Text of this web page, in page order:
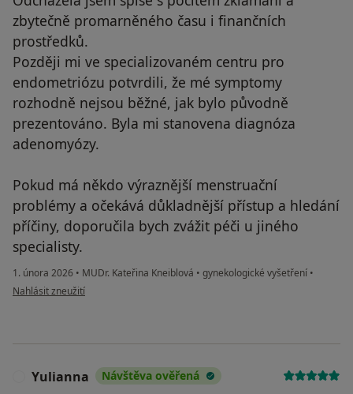
zbytečně promarněného času i finančních
prostředků.
Později mi ve specializovaném centru pro
endometriózu potvrdili, že mé symptomy
rozhodně nejsou běžné, jak bylo původně
prezentováno. Byla mi stanovena diagnóza
adenomyózy.
Pokud má někdo výraznější menstruační
problémy a očekává důkladnější přístup a hledání
příčiny, doporučila bych zvážit péči u jiného
specialisty.
1. února 2026 • MUDr. Kateřina Kneiblová • gynekologické vyšetření •
podle názoru uživatele Markéta Haklová
Nahlásit zneužití
Yulianna Návštěva ověřená